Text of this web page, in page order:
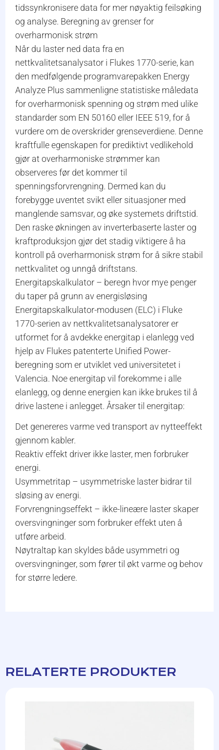
tidssynkronisere data for mer nøyaktig feilsøking
og analyse. Beregning av grenser for
overharmonisk strøm
Når du laster ned data fra en
nettkvalitetsanalysator i Flukes 1770-serie, kan
den medfølgende programvarepakken Energy
Analyze Plus sammenligne statistiske måledata
for overharmonisk spenning og strøm med ulike
standarder som EN 50160 eller IEEE 519, for å
vurdere om de overskrider grenseverdiene. Denne
kraftfulle egenskapen for prediktivt vedlikehold
gjør at overharmoniske strømmer kan
observeres før det kommer til
spenningsforvrengning. Dermed kan du
forebygge uventet svikt eller situasjoner med
manglende samsvar, og øke systemets driftstid.
Den raske økningen av inverterbaserte laster og
kraftproduksjon gjør det stadig viktigere å ha
kontroll på overharmonisk strøm for å sikre stabil
nettkvalitet og unngå driftstans.
Energitapskalkulator – beregn hvor mye penger
du taper på grunn av energisløsing
Energitapskalkulator-modusen (ELC) i Fluke
1770-serien av nettkvalitetsanalysatorer er
utformet for å avdekke energitap i elanlegg ved
hjelp av Flukes patenterte Unified Power-
beregning som er utviklet ved universitetet i
Valencia. Noe energitap vil forekomme i alle
elanlegg, og denne energien kan ikke brukes til å
drive lastene i anlegget. Årsaker til energitap:
Det genereres varme ved transport av nytteeffekt
gjennom kabler.
Reaktiv effekt driver ikke laster, men forbruker
energi.
Usymmetritap – usymmetriske laster bidrar til
sløsing av energi.
Forvrengningseffekt – ikke-lineære laster skaper
oversvingninger som forbruker effekt uten å
utføre arbeid.
Nøytraltap kan skyldes både usymmetri og
oversvingninger, som fører til økt varme og behov
for større ledere.
RELATERTE PRODUKTER